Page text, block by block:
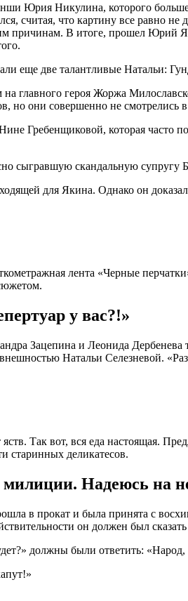
Юрия Никулина, которого
что картину все равно не
причинам. В итоге, прошел Юрий
еще две талантливые Натальи:
главного героя Жоржа
они совершенно не смотрелись
Гребенщиковой, которая часто
сыгравшую скандальную супругу
для Якина. Однако он
лента «Черные
у вас?!»
Зацепина и Леонида
Натальи Селезневой.
Так вот, вся еда настоящая.
старинных деликатесов.
милиции. Надеюсь на
в прокат и была принята с
он должен был
должны были ответить: